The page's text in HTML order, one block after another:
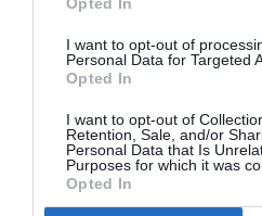
I want to opt-out of
Personal Data for Targeted
Opted In
I want to opt-out of
Retention, Sale, and/or
Personal Data that Is
Purposes for which it was
Opted In
IMMIGRAZIONE:
PROPOSTA DI NUOVA
Articolo seguente
Ricongiungimenti. La
per le domande degli